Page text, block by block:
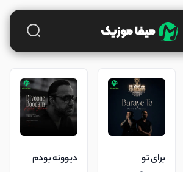
برای تو دیوونه بودم